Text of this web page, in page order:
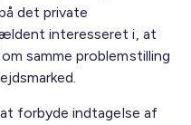
det private
interesseret i, at
samme problemstilling
forbyde indtagelse af